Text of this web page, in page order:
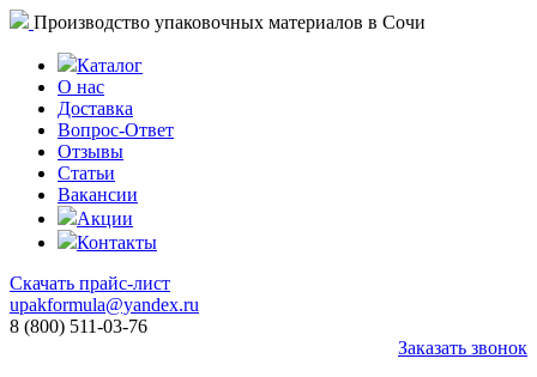
Производство упаковочных материалов в Сочи
Каталог
О нас
Доставка
Вопрос-Ответ
Отзывы
Статьи
Вакансии
Акции
Контакты
Скачать прайс-лист
upakformula@yandex.ru
8 (800) 511-03-76
Заказать звонок